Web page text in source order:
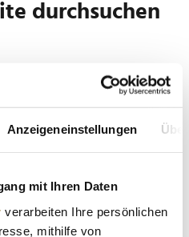
Anzeigeneinstellungen
mit Ihren Daten
verarbeiten Ihre persönlichen
mithilfe von
durchsuchen
Wortgruppe enthalten:
Top-Titel ab